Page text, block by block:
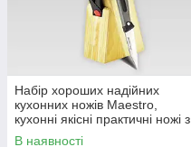
Набір хороших надійних
кухонних ножів Maestro,
кухонні якісні практичні ножі з
нержавіючої сталі
В наявності